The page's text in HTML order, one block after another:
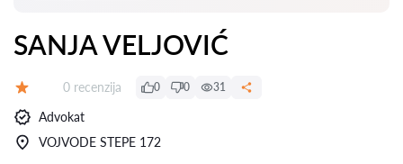
SANJA VELJOVIĆ
Recenzija:
0 recenzija 0 0 31
Advokat
VOJVODE STEPE 172